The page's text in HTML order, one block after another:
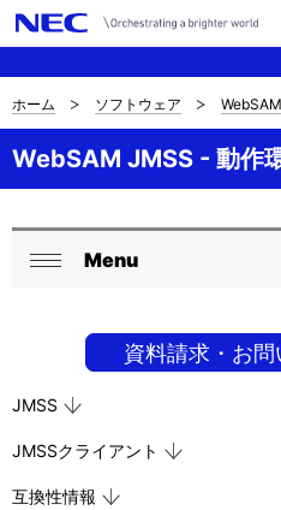
ナ
ビ
ゲ
ー
サ
イ
位
置
ホーム ソフトウェア WebSAM
WebSAM JMSS - 動作
ロ
ル
ナ
ビ
Menu
資料請求・お
JMSS
JMSSクライアント
互換性情報